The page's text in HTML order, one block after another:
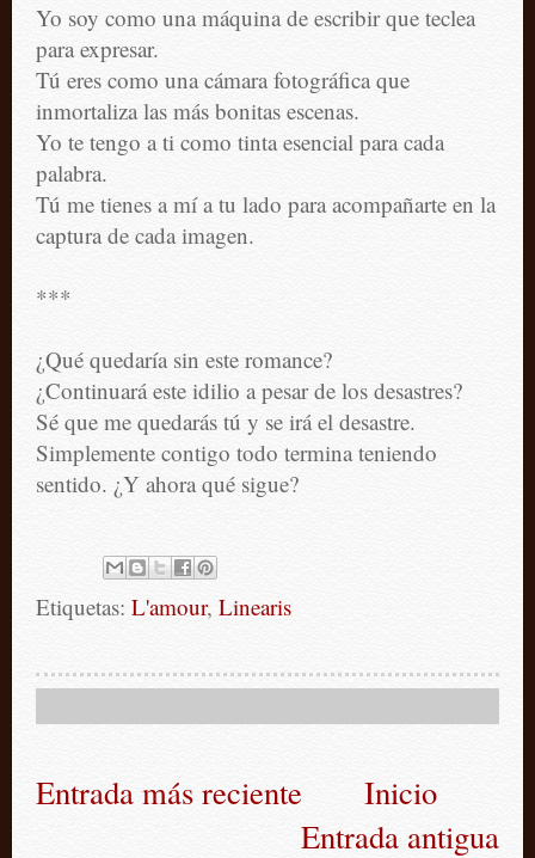
Yo soy como una máquina de escribir que teclea
para expresar.
Tú eres como una cámara fotográfica que
inmortaliza las más bonitas escenas.
Yo te tengo a ti como tinta esencial para cada
palabra.
Tú me tienes a mí a tu lado para acompañarte en la
captura de cada imagen.
***
¿Qué quedaría sin este romance?
¿Continuará este idilio a pesar de los desastres?
Sé que me quedarás tú y se irá el desastre.
Simplemente contigo todo termina teniendo
sentido. ¿Y ahora qué sigue?
Etiquetas: L'amour, Linearis
Entrada más reciente
Entrada antigua
Inicio